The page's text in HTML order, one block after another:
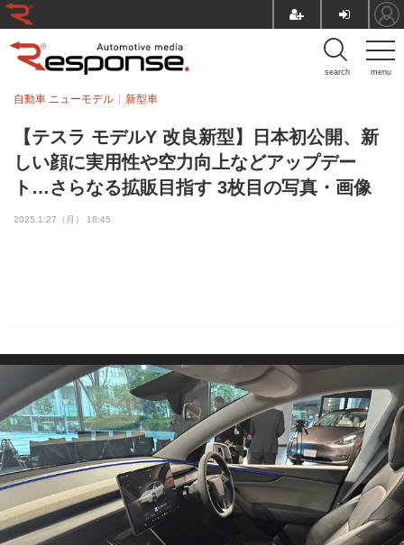
menu
search
【テスラ モデルY 改良新型】日本初公開、新
しい顔に実用性や空力向上などアップデー
ト…さらなる拡販目指す 3枚目の写真・画像
自動車 ニューモデル 新型車
2025.1.27（月） 18:45